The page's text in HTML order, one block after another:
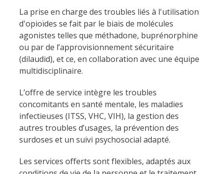
La prise en charge des troubles liés à l'utilisation
d'opioïdes se fait par le biais de molécules
agonistes telles que méthadone, buprénorphine
ou par de l’approvisionnement sécuritaire
(dilaudid), et ce, en collaboration avec une équipe
multidisciplinaire.
L’offre de service intègre les troubles
concomitants en santé mentale, les maladies
infectieuses (ITSS, VHC, VIH), la gestion des
autres troubles d’usages, la prévention des
surdoses et un suivi psychosocial adapté.
Les services offerts sont flexibles, adaptés aux